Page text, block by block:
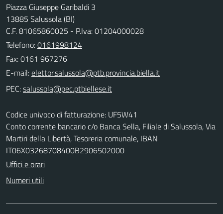
Piazza Giuseppe Garibaldi 3
13885 Salussola (BI)
C.F. 81065860025 - P.Iva: 01204000028
Telefono:0161998124
Fax: 0161 967276
E-mail:
PEC:
Codice univoco di fatturazione: UF5W41
Conto corrente bancario c/o Banca Sella, Filiale di Salussola, Via
Martiri della Libertà, Tesoreria comunale, IBAN
IT06X03268708400B2906502000
Uffici e orari
Numeri utili